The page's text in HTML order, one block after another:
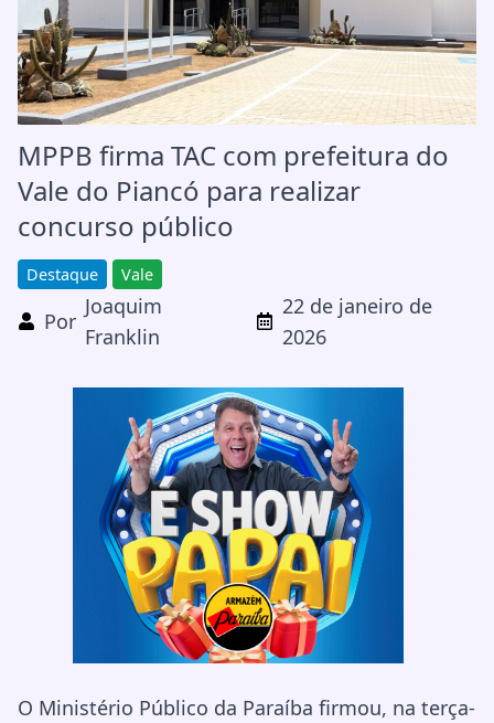
MPPB firma TAC com prefeitura do
Vale do Piancó para realizar
concurso público
Destaque Vale
Por
Joaquim
Franklin
22 de janeiro de
2026
O Ministério Público da Paraíba firmou, na terça-